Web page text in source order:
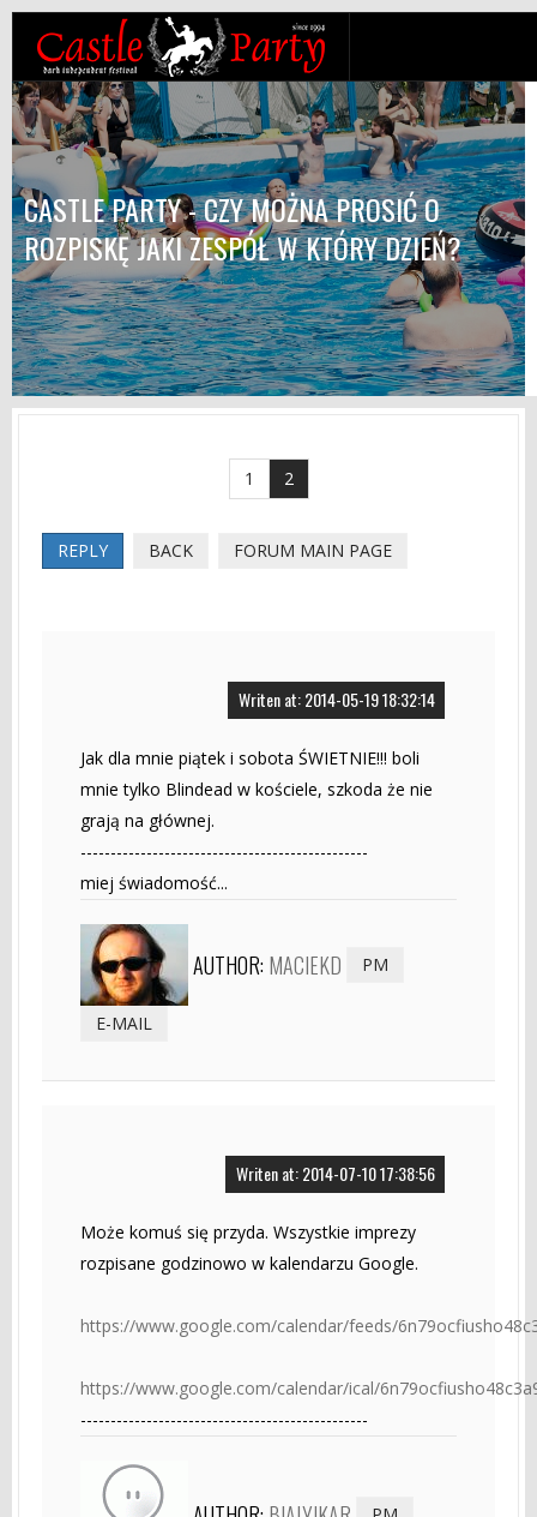
CASTLE PARTY - CZY MOŻNA PROSIĆ O
ROZPISKĘ JAKI ZESPÓŁ W KTÓRY DZIEŃ?
1 2
REPLY BACK FORUM MAIN PAGE
Writen at: 2014-05-19 18:32:14
Jak dla mnie piątek i sobota ŚWIETNIE!!! boli
mnie tylko Blindead w kościele, szkoda że nie
grają na głównej.
------------------------------------------------
miej świadomość...
AUTHOR: MACIEKD PM
E-MAIL
Writen at: 2014-07-10 17:38:56
Może komuś się przyda. Wszystkie imprezy
rozpisane godzinowo w kalendarzu Google.
https://www.google.com/calendar/feeds/
https://www.google.com/calendar/ical/
------------------------------------------------